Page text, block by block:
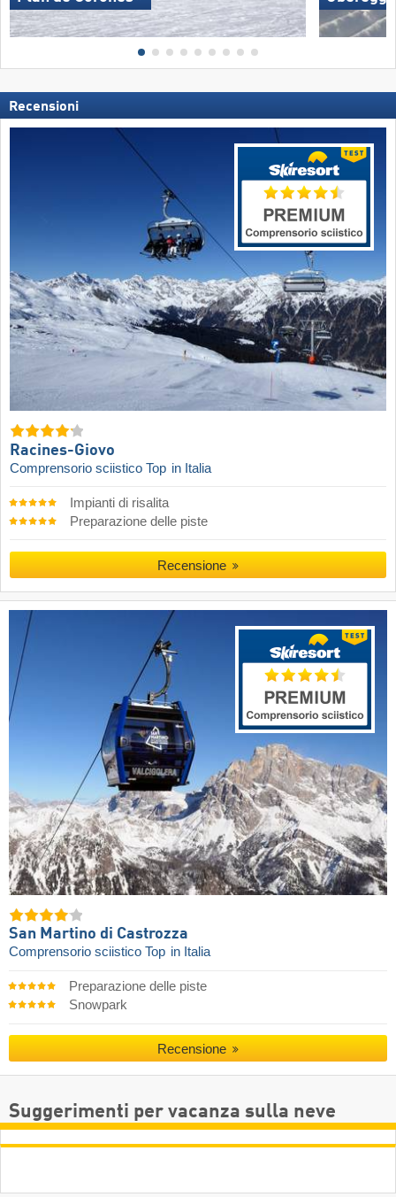
Recensioni
Racines-Giovo
Comprensorio sciistico Top in Italia
Impianti di risalita
Preparazione delle piste
Recensione
San Martino di Castrozza
Comprensorio sciistico Top in Italia
Preparazione delle piste
Snowpark
Recensione
Suggerimenti per vacanza sulla neve